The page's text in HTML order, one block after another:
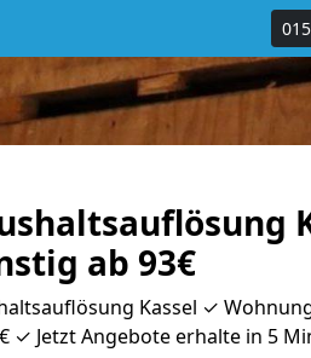
ab 93€
Kassel ✓
✓ Jetzt Angebote erhalte in 5